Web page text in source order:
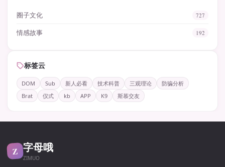
圈子文化 727
情感故事 192
标签云
DOM Sub 新人必看 技术科普 三观理论
防骗分析
Brat
仪式 kb APP K9 斯慕交友
Z 字母哦
ZIMUO